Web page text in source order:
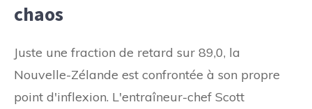
chaos
Juste une fraction de retard sur 89,0, la
Nouvelle-Zélande est confrontée à son propre
point d'inflexion. L'entraîneur-chef Scott